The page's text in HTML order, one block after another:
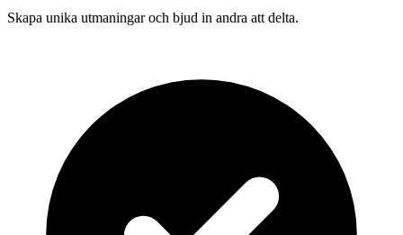
Skapa unika utmaningar och bjud in andra att delta.